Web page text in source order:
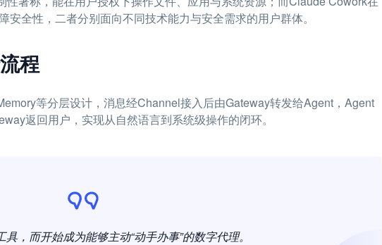
全性，二者分别面向不同技术能力与安全需求的用户群体。
程
等分层设计，消息经Channel接入后由Gateway转发给Agent，Agent
返回用户，实现从自然语言到系统级操作的闭环。
，而开始成为能够主动“动手办事”的数字代理。